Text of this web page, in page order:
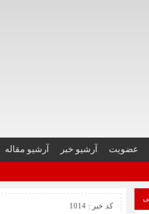
عضویت آرشیو خبر آرشیو مقاله
کد خبر : 1014